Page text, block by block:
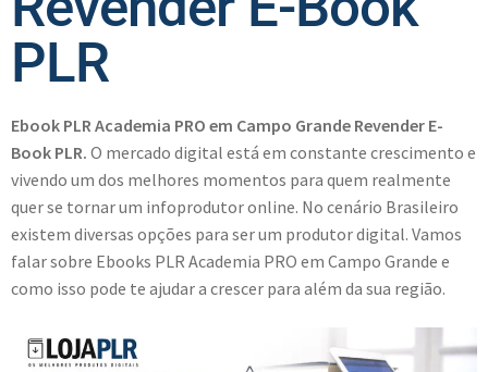
PLR
Ebook PLR Academia PRO em Campo Grande Revender E-
Book PLR. O mercado digital está em constante crescimento e
vivendo um dos melhores momentos para quem realmente
quer se tornar um infoprodutor online. No cenário Brasileiro
existem diversas opções para ser um produtor digital. Vamos
falar sobre Ebooks PLR Academia PRO em Campo Grande e
como isso pode te ajudar a crescer para além da sua região.